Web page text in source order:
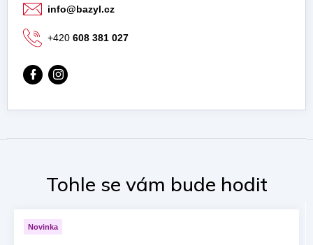
Novinka
info@bazyl.cz
+420 608 381 027